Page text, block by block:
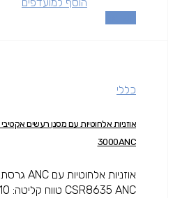
כללי
3000ANC